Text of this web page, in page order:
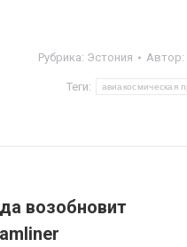
Рубрика: Эстония Автор:
Теги: авиакосмическая
возобновит